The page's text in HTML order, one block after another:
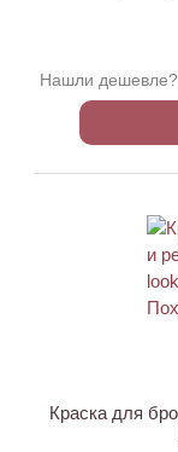
Нашли дешевле?
Краска для